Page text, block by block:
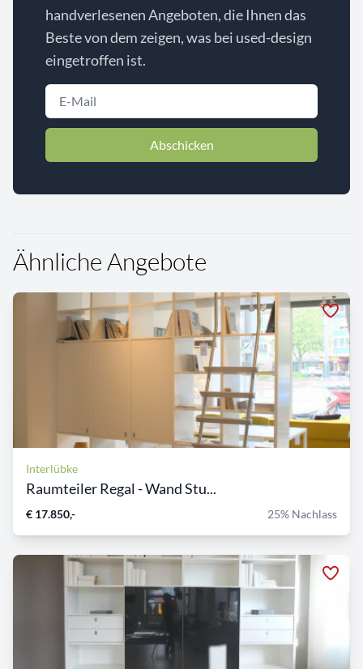
handverlesenen Angeboten, die Ihnen das
Beste von dem zeigen, was bei used-design
eingetroffen ist.
Abschicken
Ähnliche Angebote
Interlübke
Raumteiler Regal - Wand Stu...
€ 17.850,- 25% Nachlass